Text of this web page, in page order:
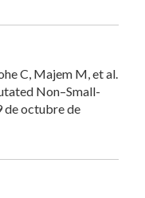
C, Majem M, et al.
Non–Small-
de octubre de